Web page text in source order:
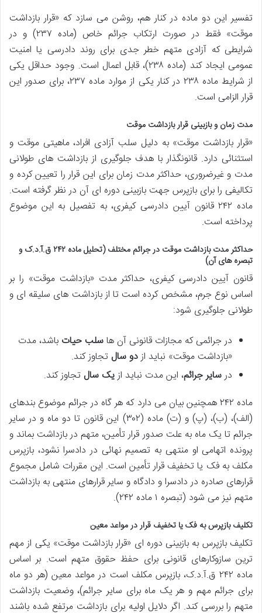
تفسیر این دو ماده در کنار هم، روشن می سازد که «قرار بازداشت
موقت» فقط در صورت ارتکاب جرائم خاص (ماده ۲۳۷) و در
شرایطی که آزادی متهم خطر جدی برای روند دادرسی یا امنیت
عمومی ایجاد کند (ماده ۲۳۸)، قابل اعمال است. وجود حداقل یکی
از شرایط ماده ۲۳۸ در کنار یکی از موارد ماده ۲۳۷، برای صدور این
قرار الزامی است.
مدت زمان و بازبینی قرار بازداشت موقت
«قرار بازداشت موقت» به دلیل سلب آزادی افراد، ماهیتی موقت و
استثنائی دارد. قانونگذار با هدف جلوگیری از بازداشت های طولانی
مدت و غیرضروری، حداکثر مدت زمان برای این قرار را تعیین کرده و
تکالیفی را برای بازپرس جهت بازبینی دوره ای آن در نظر گرفته است.
ماده ۲۴۲ قانون آیین دادرسی کیفری، به تفصیل به این موضوع
پرداخته است.
حداکثر مدت بازداشت موقت در جرائم مختلف (تحلیل ماده ۲۴۲ ق.آ.د.ک و
تبصره های آن)
قانون آیین دادرسی کیفری، حداکثر مدت «بازداشت موقت» را بر
اساس نوع جرم، مشخص کرده است تا از بازداشت های سلیقه ای و
طولانی جلوگیری شود:
در جرائمی که مجازات قانونی آن هاسلب حیات باشد، مدت
«بازداشت موقت» نباید ازدو سال تجاوز کند.
درسایر جرائم، این مدت نباید ازیک سال تجاوز کند.
ماده ۲۴۲ همچنین بیان می دارد که هر گاه در جرائم موضوع بندهای
(الف)، (ب)، (پ) و (ت) ماده (۳۰۲) این قانون تا دو ماه و در سایر
جرائم تا یک ماه به علت صدور قرار تأمین، متهم در بازداشت بماند و
پرونده اتهامی او منتهی به تصمیم نهائی در دادسرا نشود، بازپرس
مکلف به فک یا تخفیف قرار تأمین است. این مقررات شامل مجموع
قرارهای صادره در دادسرا و دادگاه و سایر قرارهای منتهی به بازداشت
متهم نیز می شود (تبصره ۱ ماده ۲۴۲).
تکلیف بازپرس به فک یا تخفیف قرار در مواعد معین
تکلیف بازپرس به بازبینی دوره ای «قرار بازداشت موقت» یکی از مهم
ترین سازوکارهای قانونی برای حفظ حقوق متهم است. بر اساس
ماده ۲۴۲ ق.آ.د.ک، بازپرس مکلف است در مواعد معین (هر دو ماه
برای جرائم مهم و هر یک ماه برای سایر جرائم)، وضعیت بازداشت
متهم را بررسی کند. اگر دلایل اولیه برای بازداشت مرتفع شده باشند